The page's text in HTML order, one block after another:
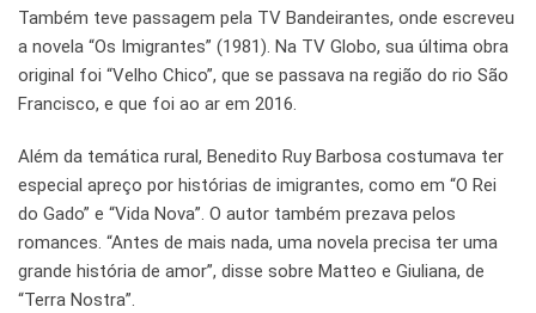
Também teve passagem pela TV Bandeirantes, onde escreveu
a novela “Os Imigrantes” (1981). Na TV Globo, sua última obra
original foi “Velho Chico”, que se passava na região do rio São
Francisco, e que foi ao ar em 2016.
Além da temática rural, Benedito Ruy Barbosa costumava ter
especial apreço por histórias de imigrantes, como em “O Rei
do Gado” e “Vida Nova”. O autor também prezava pelos
romances. “Antes de mais nada, uma novela precisa ter uma
grande história de amor”, disse sobre Matteo e Giuliana, de
“Terra Nostra”.